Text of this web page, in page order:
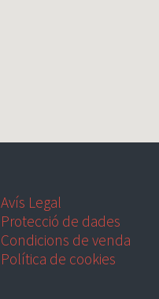
Avís Legal
Protecció de dades
Condicions de venda
Política de cookies